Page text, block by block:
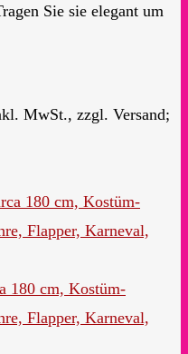
Sie sie elegant um
MwSt., zzgl. Versand;
180 cm, Kostüm-
Flapper, Karneval,